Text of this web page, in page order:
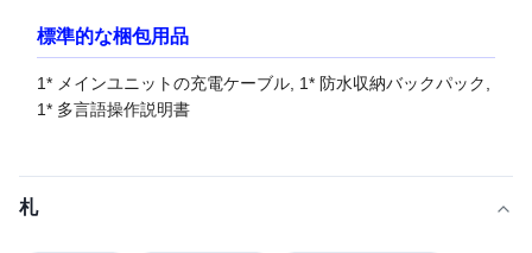
標準的な梱包用品
1* メインユニットの充電ケーブル, 1* 防水収納バックパック,
1* 多言語操作説明書
札